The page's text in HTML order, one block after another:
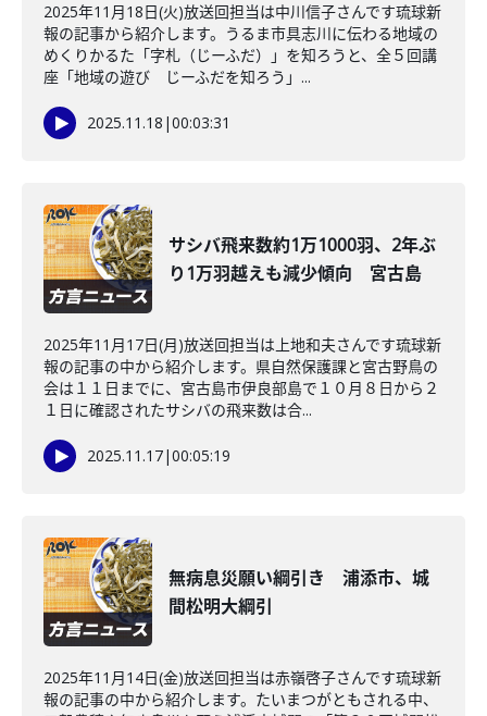
2025年11月18日(火)放送回担当は中川信子さんです琉球新
報の記事から紹介します。うるま市具志川に伝わる地域の
めくりかるた「字札（じーふだ）」を知ろうと、全５回講
座「地域の遊び じーふだを知ろう」...
2025.11.18 |00:03:31
サシバ飛来数約1万1000羽、2年ぶ
り1万羽越えも減少傾向 宮古島
2025年11月17日(月)放送回担当は上地和夫さんです琉球新
報の記事の中から紹介します。県自然保護課と宮古野鳥の
会は１１日までに、宮古島市伊良部島で１０月８日から２
１日に確認されたサシバの飛来数は合...
2025.11.17|00:05:19
無病息災願い綱引き 浦添市、城
間松明大綱引
2025年11月14日(金)放送回担当は赤嶺啓子さんです琉球新
報の記事の中から紹介します。たいまつがともされる中、